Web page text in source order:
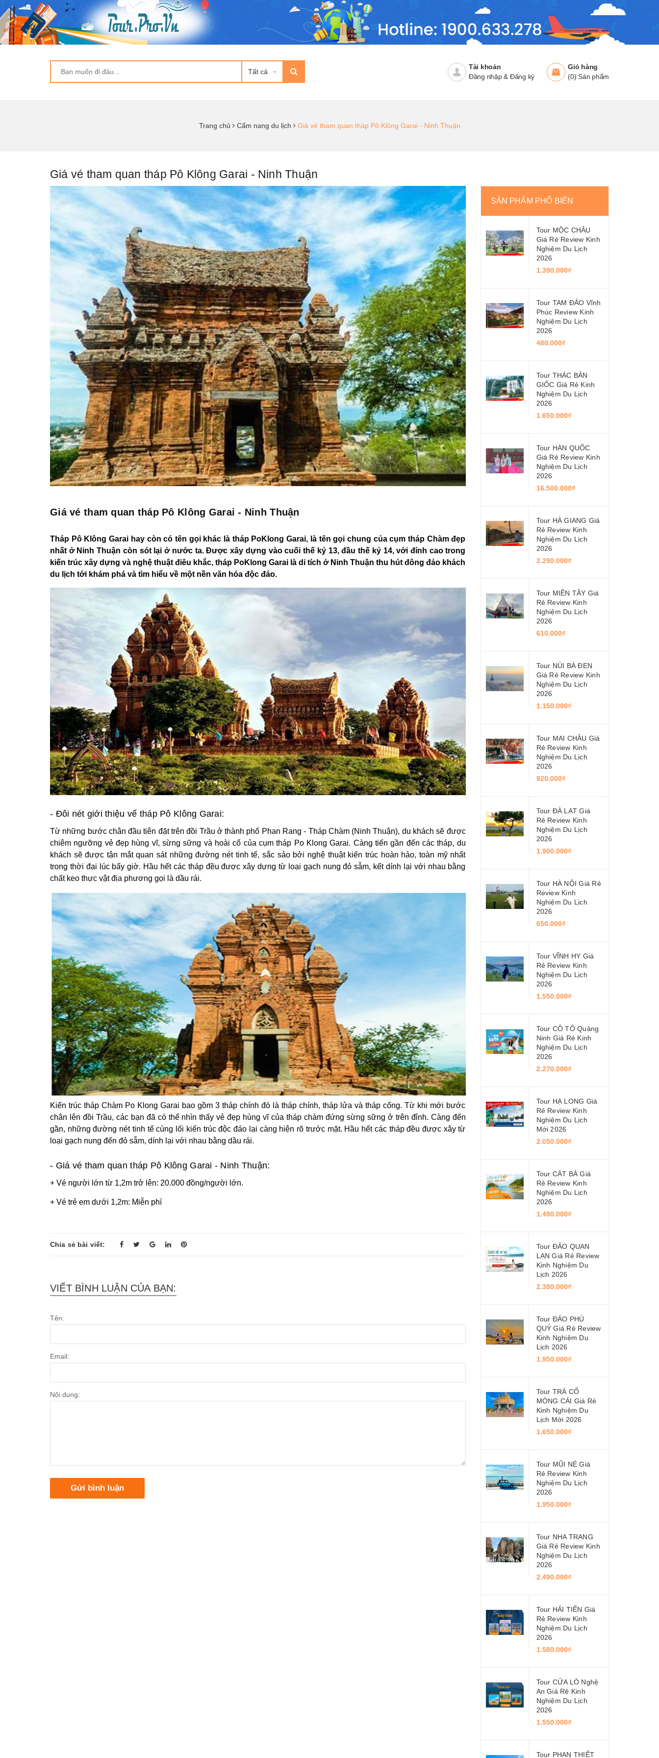
Tất cả
Giỏ hàng
(0) Sản phẩm
Tài khoản
Đăng nhập& Đăng ký
Trang chủ Cẩm nang du lịch Giá vé tham quan tháp Pô Klông Garai - Ninh Thuận
Giá vé tham quan tháp Pô Klông Garai - Ninh Thuận
Giá vé tham quan tháp Pô Klông Garai - Ninh Thuận
Tháp Pô Klông Garai hay còn có tên gọi khác là tháp PoKlong Garai, là tên gọi chung của cụm tháp Chàm đẹp
nhất ở Ninh Thuận còn sót lại ở nước ta. Được xây dựng vào cuối thế kỷ 13, đầu thế kỷ 14, với đỉnh cao trong
kiến trúc xây dựng và nghệ thuật điêu khắc, tháp PoKlong Garai là di tích ở Ninh Thuận thu hút đông đảo khách
du lịch tới khám phá và tìm hiểu về một nền văn hóa độc đáo.
- Đôi nét giới thiệu vế tháp Pô Klông Garai:
Từ những bước chân đầu tiên đặt trên đồi Trầu ở thành phố Phan Rang - Tháp Chàm (Ninh Thuận), du khách sẽ được
chiêm ngưỡng vẻ đẹp hùng vĩ, sừng sững và hoài cổ của cụm tháp Po Klong Garai. Càng tiến gần đến các tháp, du
khách sẽ được tận mắt quan sát những đường nét tinh tế, sắc sảo bởi nghệ thuật kiến trúc hoàn hảo, toàn mỹ nhất
trong thời đại lúc bấy giờ. Hầu hết các tháp đều được xây dựng từ loại gạch nung đỏ sẫm, kết dính lại với nhau bằng
chất keo thực vật địa phương gọi là dầu rái.
Kiến trúc tháp Chàm Po Klong Garai bao gồm 3 tháp chính đó là tháp chính, tháp lửa và tháp cổng. Từ khi mới bước
chân lên đồi Trầu, các bạn đã có thể nhìn thấy vẻ đẹp hùng vĩ của tháp chàm đứng sừng sững ở trên đỉnh. Càng đến
gần, những đường nét tinh tế cùng lối kiến trúc độc đáo lại càng hiện rõ trước mặt. Hầu hết các tháp đều được xây từ
loại gạch nung đến đỏ sẫm, dính lại với nhau bằng dầu rái.
- Giá vé tham quan tháp Pô Klông Garai - Ninh Thuận:
+ Vé người lớn từ 1,2m trở lên: 20.000 đồng/người lớn.
+ Vé trẻ em dưới 1,2m: Miễn phí
Chia sẻ bài viết:
VIẾT BÌNH LUẬN CỦA BẠN:
Tên:
Email:
Nội dung:
Gửi bình luận
SẢN PHẨM PHỔ BIẾN
Tour MỘC CHÂU
Giá Rẻ Review Kinh
Nghiệm Du Lịch
2026
1.390.000₫
Tour TAM ĐẢO Vĩnh
Phúc Review Kinh
Nghiệm Du Lịch
2026
480.000₫
Tour THÁC BẢN
GIỐC Giá Rẻ Kinh
Nghiệm Du Lịch
2026
1.650.000₫
Tour HÀN QUỐC
Giá Rẻ Review Kinh
Nghiệm Du Lịch
2026
16.500.000₫
Tour HÀ GIANG Giá
Rẻ Review Kinh
Nghiệm Du Lịch
2026
2.290.000₫
Tour MIỀN TÂY Giá
Rẻ Review Kinh
Nghiệm Du Lịch
2026
610.000₫
Tour NÚI BÀ ĐEN
Giá Rẻ Review Kinh
Nghiệm Du Lịch
2026
1.150.000₫
Tour MAI CHÂU Giá
Rẻ Review Kinh
Nghiệm Du Lịch
2026
920.000₫
Tour ĐÀ LẠT Giá
Rẻ Review Kinh
Nghiệm Du Lịch
2026
1.900.000₫
Tour HÀ NỘI Giá Rẻ
Review Kinh
Nghiệm Du Lịch
2026
650.000₫
Tour VĨNH HY Giá
Rẻ Review Kinh
Nghiệm Du Lịch
2026
1.550.000₫
Tour CÔ TÔ Quảng
Ninh Giá Rẻ Kinh
Nghiệm Du Lịch
2026
2.270.000₫
Tour HẠ LONG Giá
Rẻ Review Kinh
Nghiệm Du Lịch
Mới 2026
2.050.000₫
Tour CÁT BÀ Giá
Rẻ Review Kinh
Nghiệm Du Lịch
2026
1.490.000₫
Tour ĐẢO QUAN
LẠN Giá Rẻ Review
Kinh Nghiệm Du
Lịch 2026
2.380.000₫
Tour ĐẢO PHÚ
QUÝ Giá Rẻ Review
Kinh Nghiệm Du
Lịch 2026
1.950.000₫
Tour TRÀ CỔ
MÓNG CÁI Giá Rẻ
Kinh Nghiệm Du
Lịch Mới 2026
1.650.000₫
Tour MŨI NÉ Giá
Rẻ Review Kinh
Nghiệm Du Lịch
2026
1.950.000₫
Tour NHA TRANG
Giá Rẻ Review Kinh
Nghiệm Du Lịch
2026
2.490.000₫
Tour HẢI TIẾN Giá
Rẻ Review Kinh
Nghiệm Du Lịch
2026
1.580.000₫
Tour CỬA LÒ Nghệ
An Giá Rẻ Kinh
Nghiệm Du Lịch
2026
1.550.000₫
Tour PHAN THIẾT